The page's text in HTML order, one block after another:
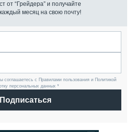
от “Грейдера” и получайте
месяц на свою почту!
соглашаетесь с Правилами пользования и Политикой
персональных данных *
Подписаться